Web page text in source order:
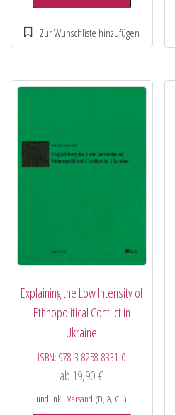
Explaining the Low Intensity of
Ethnopolitical Conflict in
Ukraine
ISBN:978-3-8258-8331-0
ab 19,90€
und inkl.Versand (D, A, CH)